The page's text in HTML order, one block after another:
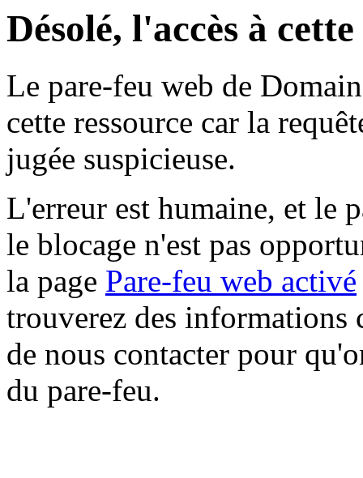
Désolé, l'accès à
Le pare-feu web de
cette ressource car la
jugée suspicieuse.
L'erreur est humaine, et le
le blocage n'est pas
la page Pare-feu web activé
trouverez des informations
de nous contacter pour
du pare-feu.